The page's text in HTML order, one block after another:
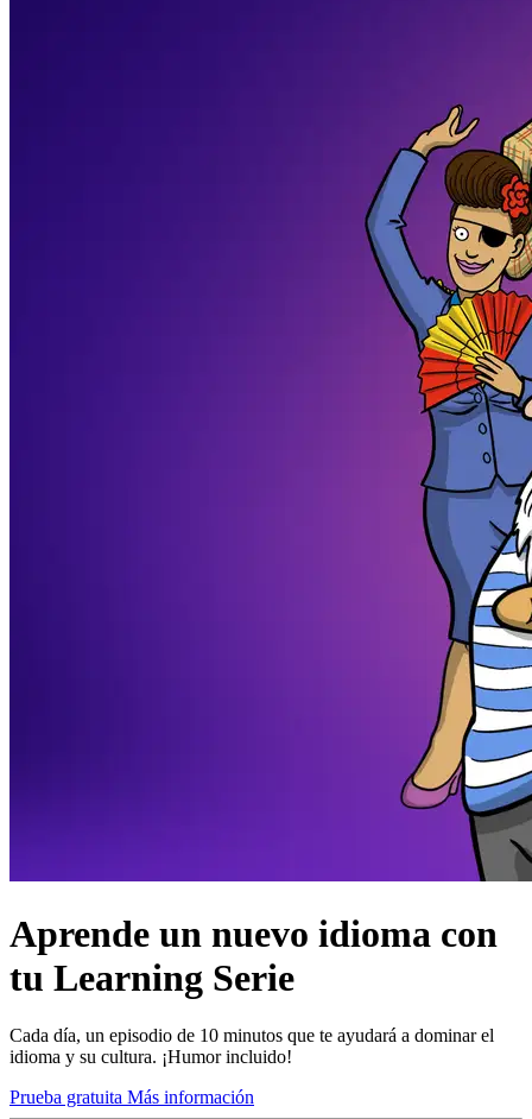
Aprende un nuevo idioma con
tu Learning Serie
Cada día, un episodio de 10 minutos que te ayudará a dominar el
idioma y su cultura. ¡Humor incluido!
Prueba gratuita Más información